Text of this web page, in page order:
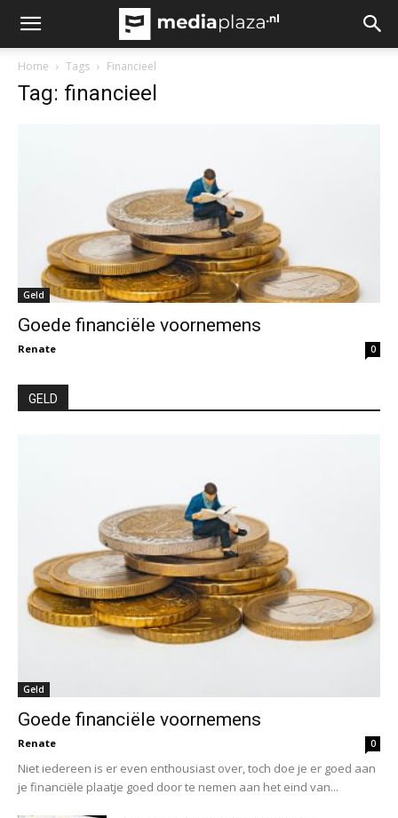
Home Tags Financieel
Tag: financieel
Geld
Goede financiële voornemens
Renate 0
GELD
Geld
Goede financiële voornemens
Renate 0
Niet iedereen is er even enthousiast over, toch doe je er goed aan
je financiële plaatje goed door te nemen aan het eind van...